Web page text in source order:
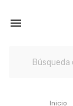

Inicio